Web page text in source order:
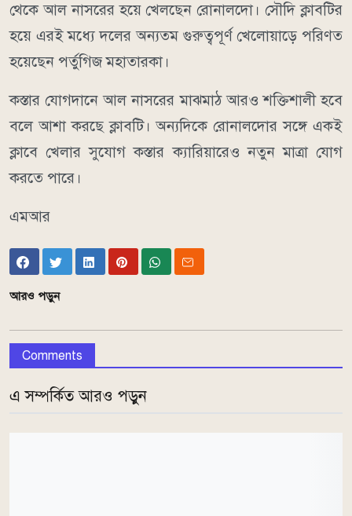
থেকে আল নাসরের হয়ে খেলছেন রোনালদো। সৌদি ক্লাবটির
হয়ে এরই মধ্যে দলের অন্যতম গুরুত্বপূর্ণ খেলোয়াড়ে পরিণত
হয়েছেন পর্তুগিজ মহাতারকা।
কস্তার যোগদানে আল নাসরের মাঝমাঠ আরও শক্তিশালী হবে
বলে আশা করছে ক্লাবটি। অন্যদিকে রোনালদোর সঙ্গে একই
ক্লাবে খেলার সুযোগ কস্তার ক্যারিয়ারেও নতুন মাত্রা যোগ
করতে পারে।
এমআর
আরও পড়ুন
Comments
এ সম্পর্কিত আরও পড়ুন